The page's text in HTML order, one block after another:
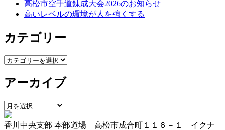
高松市空手道錬成大会2026のお知らせ
高いレベルの環境が人を強くする
カテゴリー
カ
ゴ
ー
アーカイブ
ア
ー
カ
香川中央支部 本部道場 高松市成合町１１６－１ イクナ